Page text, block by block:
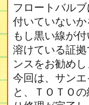
フロートバル
付いていないか
もし黒い線が
溶けている証
ンスをお勧めし
今回は、サン
と、ＴＯＴＯ